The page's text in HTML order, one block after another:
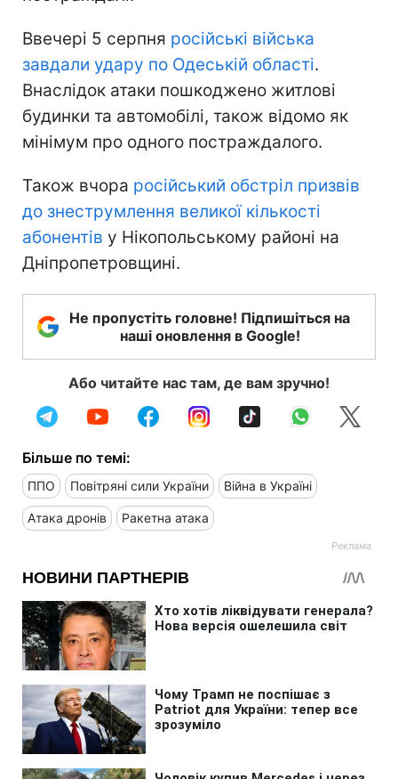
Ввечері 5 серпня російські війська
завдали удару по Одеській області.
Внаслідок атаки пошкоджено житлові
будинки та автомобілі, також відомо як
мінімум про одного постраждалого.
Також вчора російський обстріл призвів
до знеструмлення великої кількості
абонентів у Нікопольському районі на
Дніпропетровщині.
Не пропустіть головне! Підпишіться на
наші оновлення в Google!
Або читайте нас там, де вам зручно!
Більше по темі:
ППО Повітряні сили України Війна в Україні
Атака дронів Ракетна атака